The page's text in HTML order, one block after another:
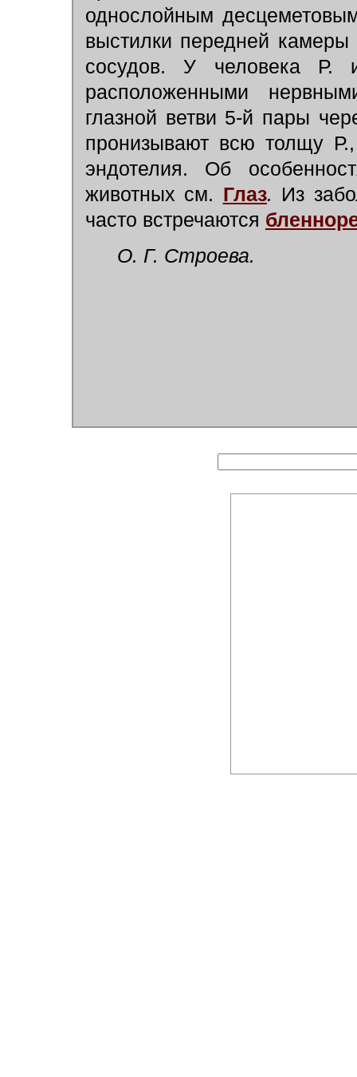
однослойным
выстилки передней камеры
сосудов. У человека Р.
расположенными
глазной ветви 5-й пары
пронизывают всю толщу
эндотелия. Об
животных см. Глаз. Из
часто встречаются
О. Г. Строева.